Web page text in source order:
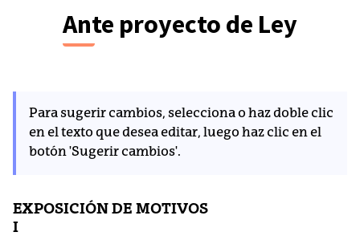
Ante proyecto de Ley
Para sugerir cambios, selecciona o haz doble clic
en el texto que desea editar, luego haz clic en el
botón 'Sugerir cambios'.
EXPOSICIÓN DE MOTIVOS
I